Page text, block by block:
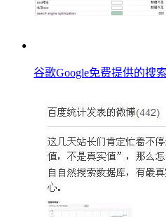
谷歌Google免费提供的搜